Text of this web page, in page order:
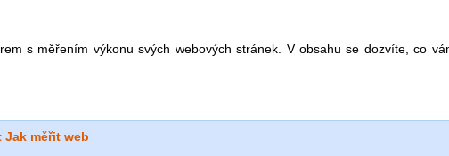
s měřením výkonu svých webových stránek. V obsahu se dozvíte, co
Jak měřit web